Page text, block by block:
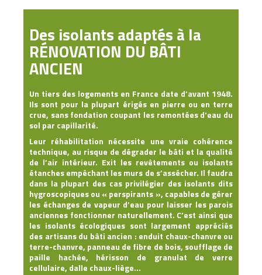
Des isolants adaptés à la
RÉNOVATION DU BÂTI
ANCIEN
Un tiers des logements en France date d’avant 1948.
Ils sont pour la plupart érigés en pierre ou en terre
crue, sans fondation coupant les remontées d'eau du
sol par capillarité.
Leur réhabilitation nécessite une vraie cohérence
technique, au risque de dégrader le bâti et la qualité
de l’air intérieur. Exit les revêtements ou isolants
étanches empêchant les murs de s’assécher. Il faudra
dans la plupart des cas privilégier des isolants dits
hygroscopiquesou « perspirants », capables de gérer
les échanges de vapeur d’eau pour laisser les parois
anciennes fonctionner naturellement. C’est ainsi que
les isolants écologiques sont largement appréciés
des artisans du bâti ancien : enduit chaux-chanvre ou
terre-chanvre, panneau de fibre de bois, soufflage de
paille hachée, hérisson de granulat de verre
cellulaire, dalle chaux-liège…